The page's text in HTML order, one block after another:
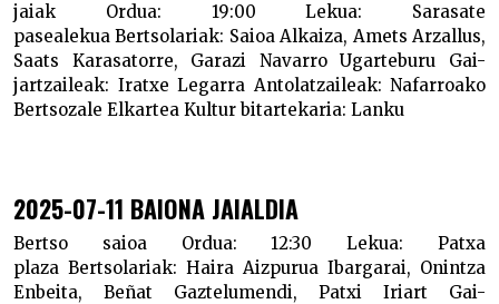
jaiak Ordua: 19:00Lekua: Sarasate
pasealekuaBertsolariak: Saioa Alkaiza, Amets Arzallus,
Saats Karasatorre, Garazi Navarro Ugarteburu Gai-
jartzaileak: Iratxe Legarra Antolatzaileak: Nafarroako
Bertsozale Elkartea Kultur bitartekaria: Lanku
2025-07-11 BAIONA JAIALDIA
Bertso saioa Ordua: 12:30Lekua: Patxa
plaza Bertsolariak: Haira Aizpurua Ibargarai, Onintza
Enbeita, Beñat Gaztelumendi, Patxi Iriart Gai-